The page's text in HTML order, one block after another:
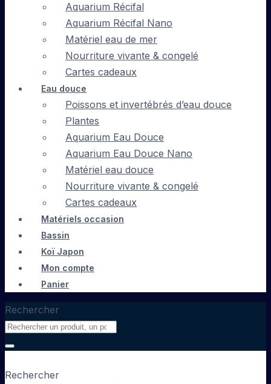
Aquarium Récifal
Aquarium Récifal Nano
Matériel eau de mer
Nourriture vivante & congelé
Cartes cadeaux
Eau douce
Poissons et invertébrés d’eau douce
Plantes
Aquarium Eau Douce
Aquarium Eau Douce Nano
Matériel eau douce
Nourriture vivante & congelé
Cartes cadeaux
Matériels occasion
Bassin
Koï Japon
Mon compte
Panier
Rechercher
Rechercher